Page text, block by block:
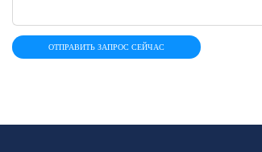
ОТПРАВИТЬ ЗАПРОС СЕЙЧАС